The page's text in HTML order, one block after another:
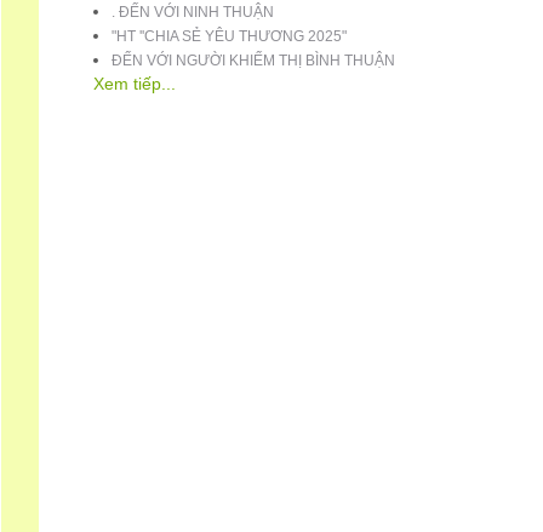
. ĐẾN VỚI NINH THUẬN
"HT ''CHIA SẺ YÊU THƯƠNG 2025"
ĐẾN VỚI NGƯỜI KHIẾM THỊ BÌNH THUẬN
Xem tiếp...